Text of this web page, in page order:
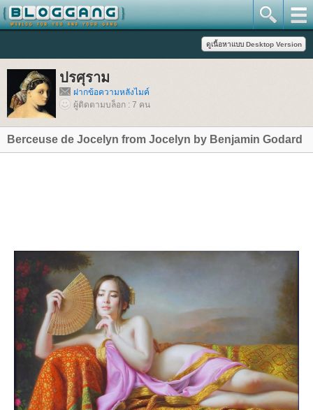
ปรศุราม
ฝากข้อความหลังไมค์
ผู้ติดตามบล็อก : 7 คน
Berceuse de Jocelyn from Jocelyn by Benjamin Godard